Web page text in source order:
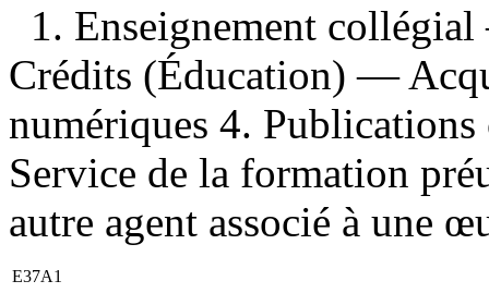
1. Enseignement
Crédits (Éducation) —
numériques 4.
Service de la formation
autre agent associé à une
E37A1